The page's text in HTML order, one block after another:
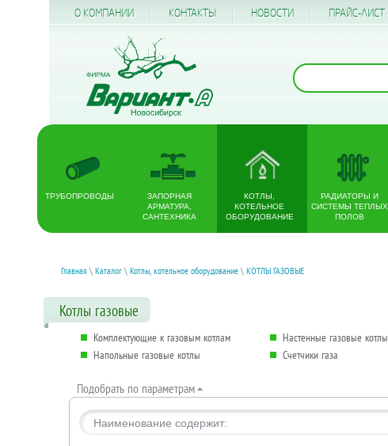
О КОМПАНИИ КОНТАКТЫ НОВОСТИ ПРАЙС-ЛИСТ
ТРУБОПРОВОДЫ
ЗАПОРНАЯ
АРМАТУРА,
САНТЕХНИКА
КОТЛЫ,
КОТЕЛЬНОЕ
ОБОРУДОВАНИЕ
РАДИАТОРЫ И
СИСТЕМЫ ТЕПЛЫХ
ПОЛОВ
Главная \ Каталог \ Котлы, котельное оборудование \ КОТЛЫ ГАЗОВЫЕ
Котлы газовые
Комплектующие к газовым котлам
Напольные газовые котлы
Настенные газовые котлы
Счетчики газа
Подобрать по параметрам
Наименование содержит: